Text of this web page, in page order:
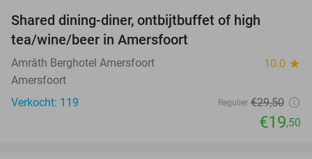
Shared dining-diner, ontbijtbuffet of high
tea/wine/beer in Amersfoort
Amrâth Berghotel Amersfoort 10.0 star
Amersfoort
Verkocht: 119
Regulier €29,50
€19,50